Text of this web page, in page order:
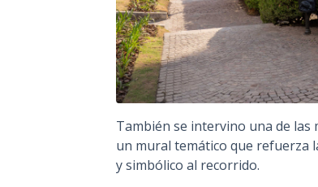
También se intervino una de las
un mural temático que refuerza
y simbólico al recorrido.